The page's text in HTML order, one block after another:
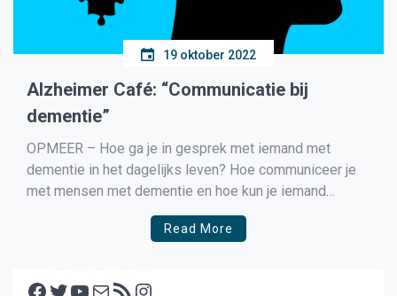
19 oktober 2022
Alzheimer Café: “Communicatie bij
dementie”
OPMEER – Hoe ga je in gesprek met iemand met
dementie in het dagelijks leven? Hoe communiceer je
met mensen met dementie en hoe kun je iemand
ondersteunen? Angelique Vlaar, werkzaam bij
JonkersZorg in Hoogwoud, gaat in gesprek met de
Read More
Facebook Twitter YouTube E-mail RSS feed